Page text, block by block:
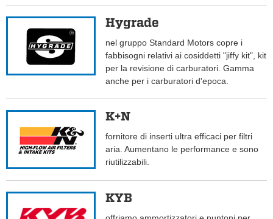
Hygrade
nel gruppo Standard Motors copre i
fabbisogni relativi ai cosiddetti "jiffy kit", kit
per la revisione di carburatori. Gamma
anche per i carburatori d'epoca.
K+N
fornitore di inserti ultra efficaci per filtri
aria. Aumentano le performance e sono
riutilizzabili.
KYB